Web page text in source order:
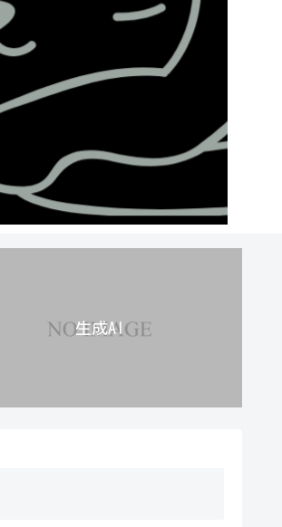
生成AI